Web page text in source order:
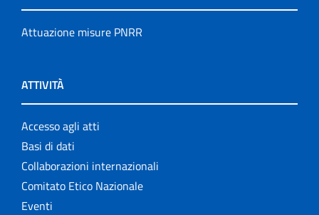
Attuazione misure PNRR
ATTIVITÀ
Accesso agli atti
Basi di dati
Collaborazioni internazionali
Comitato Etico Nazionale
Eventi